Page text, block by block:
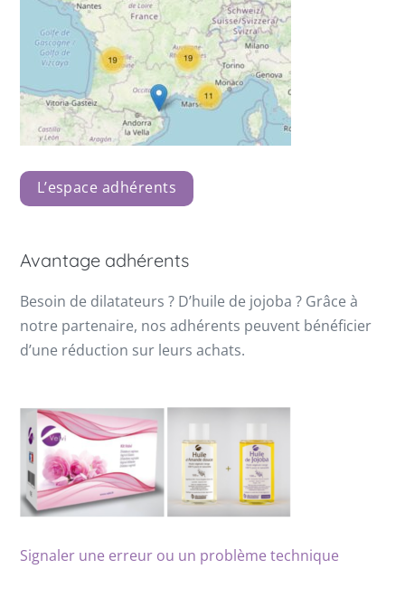
L’espace adhérents
Avantage adhérents
Besoin de dilatateurs ? D’huile de jojoba ? Grâce à
notre partenaire, nos adhérents peuvent bénéficier
d’une réduction sur leurs achats.
Signaler une erreur ou un problème technique